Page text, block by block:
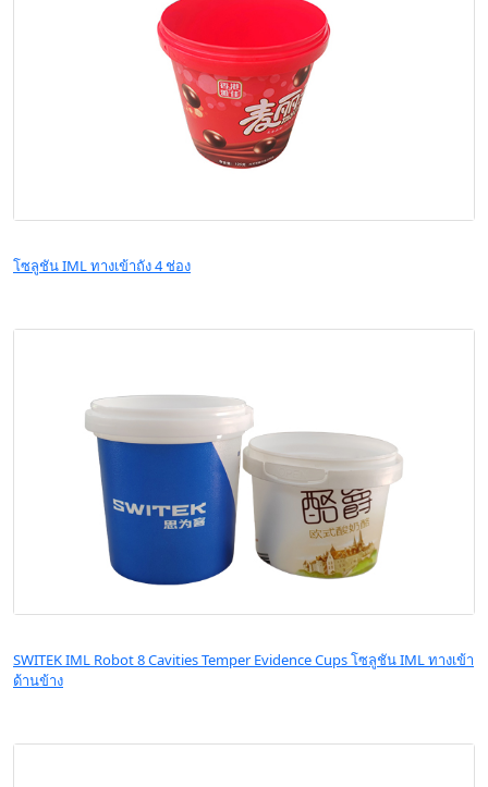
โซลูชัน IML ทางเข้าถัง 4 ช่อง
SWITEK IML Robot 8 Cavities Temper Evidence Cups โซลูชัน IML ทางเข้า
ด้านข้าง